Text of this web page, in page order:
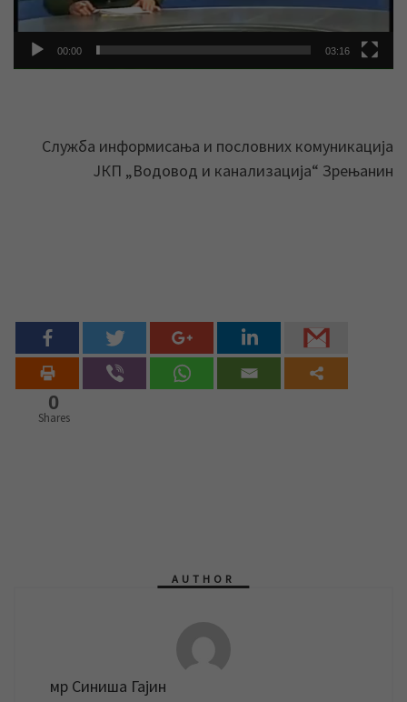
00:00 03:16
Служба информисања и пословних комуникација
ЈКП „Водовод и канализација“ Зрењанин
0
Shares
AUTHOR
мр Синиша Гајин